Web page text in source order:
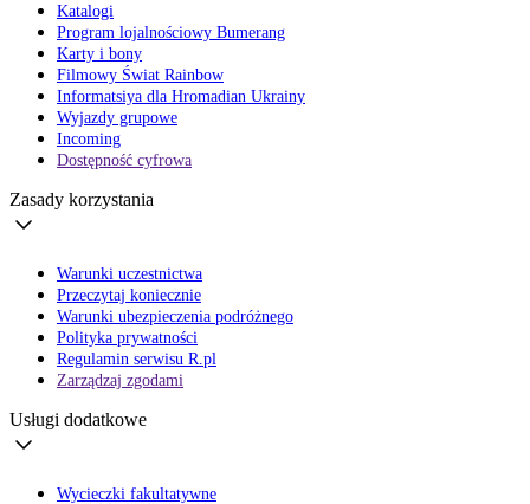
Katalogi
Program lojalnościowy Bumerang
Karty i bony
Filmowy Świat Rainbow
Informatsiya dla Hromadian Ukrainy
Wyjazdy grupowe
Incoming
Dostępność cyfrowa
Zasady korzystania
Warunki uczestnictwa
Przeczytaj koniecznie
Warunki ubezpieczenia podróżnego
Polityka prywatności
Regulamin serwisu R.pl
Zarządzaj zgodami
Usługi dodatkowe
Wycieczki fakultatywne